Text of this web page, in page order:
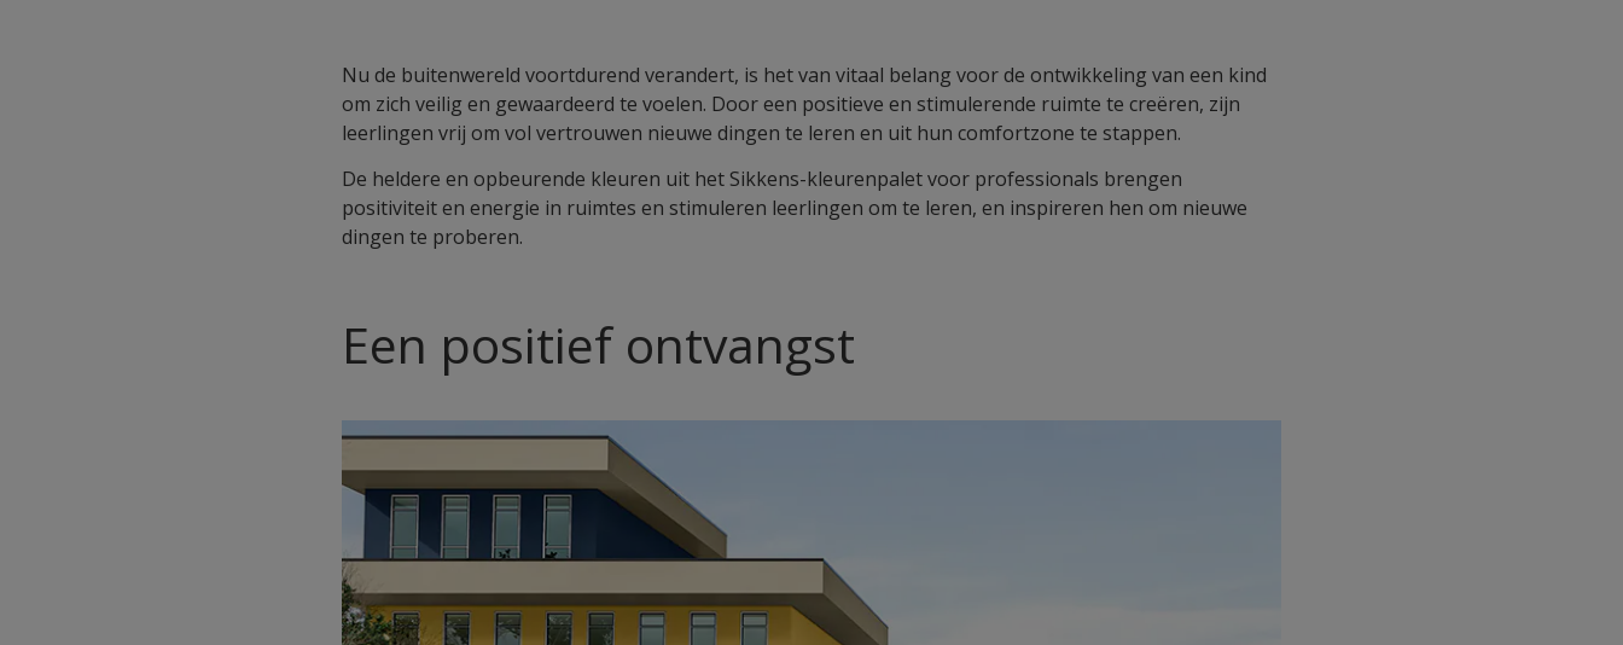
Nu de buitenwereld voortdurend verandert, is het van vitaal belang voor de ontwikkeling van een kind
om zich veilig en gewaardeerd te voelen. Door een positieve en stimulerende ruimte te creëren, zijn
leerlingen vrij om vol vertrouwen nieuwe dingen te leren en uit hun comfortzone te stappen.
De heldere en opbeurende kleuren uit het Sikkens-kleurenpalet voor professionals brengen
positiviteit en energie in ruimtes en stimuleren leerlingen om te leren, en inspireren hen om nieuwe
dingen te proberen.
Een positief ontvangst